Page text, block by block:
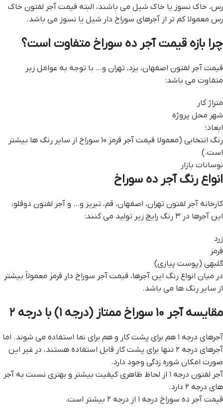
رس، خاک نسوز یا خاک شیل می باشند، البته قیمت آجر لفتون خاک
رس معمولا کم تر از آجرهای سوراخ دار شیل یا نسوز می باشد.
چرا بازه قیمت آجر ده سوراخ متفاوت است؟
قیمت آجر لفتون اصفهان، یزد، تهران و… با توجه به عوامل زیر
متفاوت می باشد:
متراژ کار
شهر محل پروژه
ابعاد؛
رنگ انتخابی (معمولا قیمت آجر قرمز ۱۰ سوراخ از سایر رنگ ها بیشتر
است.)
نوسانات بازار
انواع رنگ آجر ده سوراخ
کارخانه آجر لفتون تهران، اصفهان، قم، تبریز و… و آجر لفتون دوقلو،
این آجرها در ۳ رنگ رایج زیر تولید می کنند:
زرد
قرمز
گلبهی (پوست پیازی)
در میان انواع رنگ این آجرها، قیمت آجر سوراخ دار قرمز معمولاً بیشتر
از سایر رنگ ها می باشد.
مقایسه آجر ۱۰ سوراخ ممتاز (درجه ۱) با درجه ۲
آجرهای درجه ۱ هم برای پشت کار و هم برای نما استفاده می شوند. اما
آجرهای درجه ۲ تنها برای پشت کار قابل استفاده هستند، در غیر این
صورت امکان شوره زدگی وجود دارد.
آجر لفتون درجه ۱ از لحاظ ظاهری کیفیت بیشتر و بهتری نسبت به آجر
های درجه ۲ دارد.
قیمت آجر ده سوراخ درجه ۱ از درجه ۲ بیشتر است.